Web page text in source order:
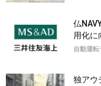
仏
用化に
自動運
独アウ